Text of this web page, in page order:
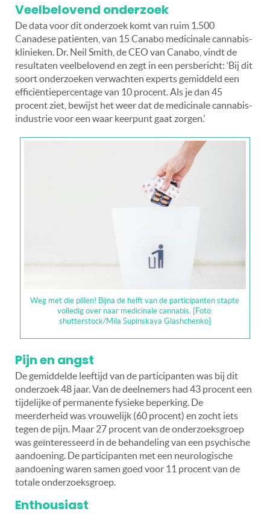
Veelbelovend onderzoek
De data voor dit onderzoek komt van ruim 1.500
Canadese patiënten, van 15 Canabo medicinale cannabis-
klinieken. Dr. Neil Smith, de CEO van Canabo, vindt de
resultaten veelbelovend en zegt in een persbericht: ‘Bij dit
soort onderzoeken verwachten experts gemiddeld een
efficiëntiepercentage van 10 procent. Als je dan 45
procent ziet, bewijst het weer dat de medicinale cannabis-
industrie voor een waar keerpunt gaat zorgen.’
Weg met die pillen! Bijna de helft van de participanten stapte
volledig over naar medicinale cannabis. [Foto:
shutterstock/Mila Supinskaya Glashchenko]
Pijn en angst
De gemiddelde leeftijd van de participanten was bij dit
onderzoek 48 jaar. Van de deelnemers had 43 procent een
tijdelijke of permanente fysieke beperking. De
meerderheid was vrouwelijk (60 procent) en zocht iets
tegen de pijn. Maar 27 procent van de onderzoeksgroep
was geïnteresseerd in de behandeling van een psychische
aandoening. De participanten met een neurologische
aandoening waren samen goed voor 11 procent van de
totale onderzoeksgroep.
Enthousiast